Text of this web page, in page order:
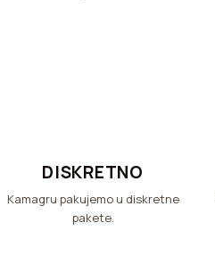
DISKRETNO
Kamagru pakujemo u diskretne
pakete.